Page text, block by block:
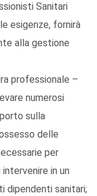
Sanitari
esigenze, fornirà
alla gestione
professionale –
numerosi
sulla
delle
per
in un
dipendenti sanitari;